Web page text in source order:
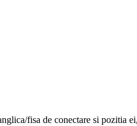
fisa de conectare si pozitia